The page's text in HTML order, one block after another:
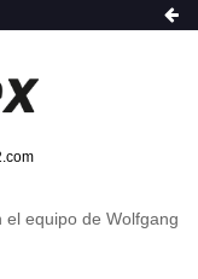
el equipo de Wolfgang